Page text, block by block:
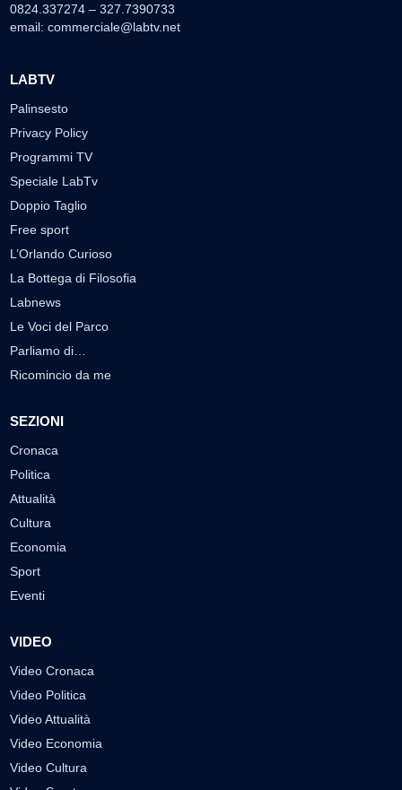
0824.337274 – 327.7390733
email: commerciale@labtv.net
LABTV
Palinsesto
Privacy Policy
Programmi TV
Speciale LabTv
Doppio Taglio
Free sport
L’Orlando Curioso
La Bottega di Filosofia
Labnews
Le Voci del Parco
Parliamo di…
Ricomincio da me
SEZIONI
Cronaca
Politica
Attualità
Cultura
Economia
Sport
Eventi
VIDEO
Video Cronaca
Video Politica
Video Attualità
Video Economia
Video Cultura